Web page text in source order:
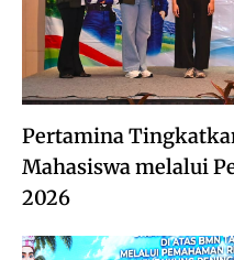
Pertamina
Mahasiswa melalui
2026